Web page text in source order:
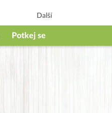
Další
Potkej se